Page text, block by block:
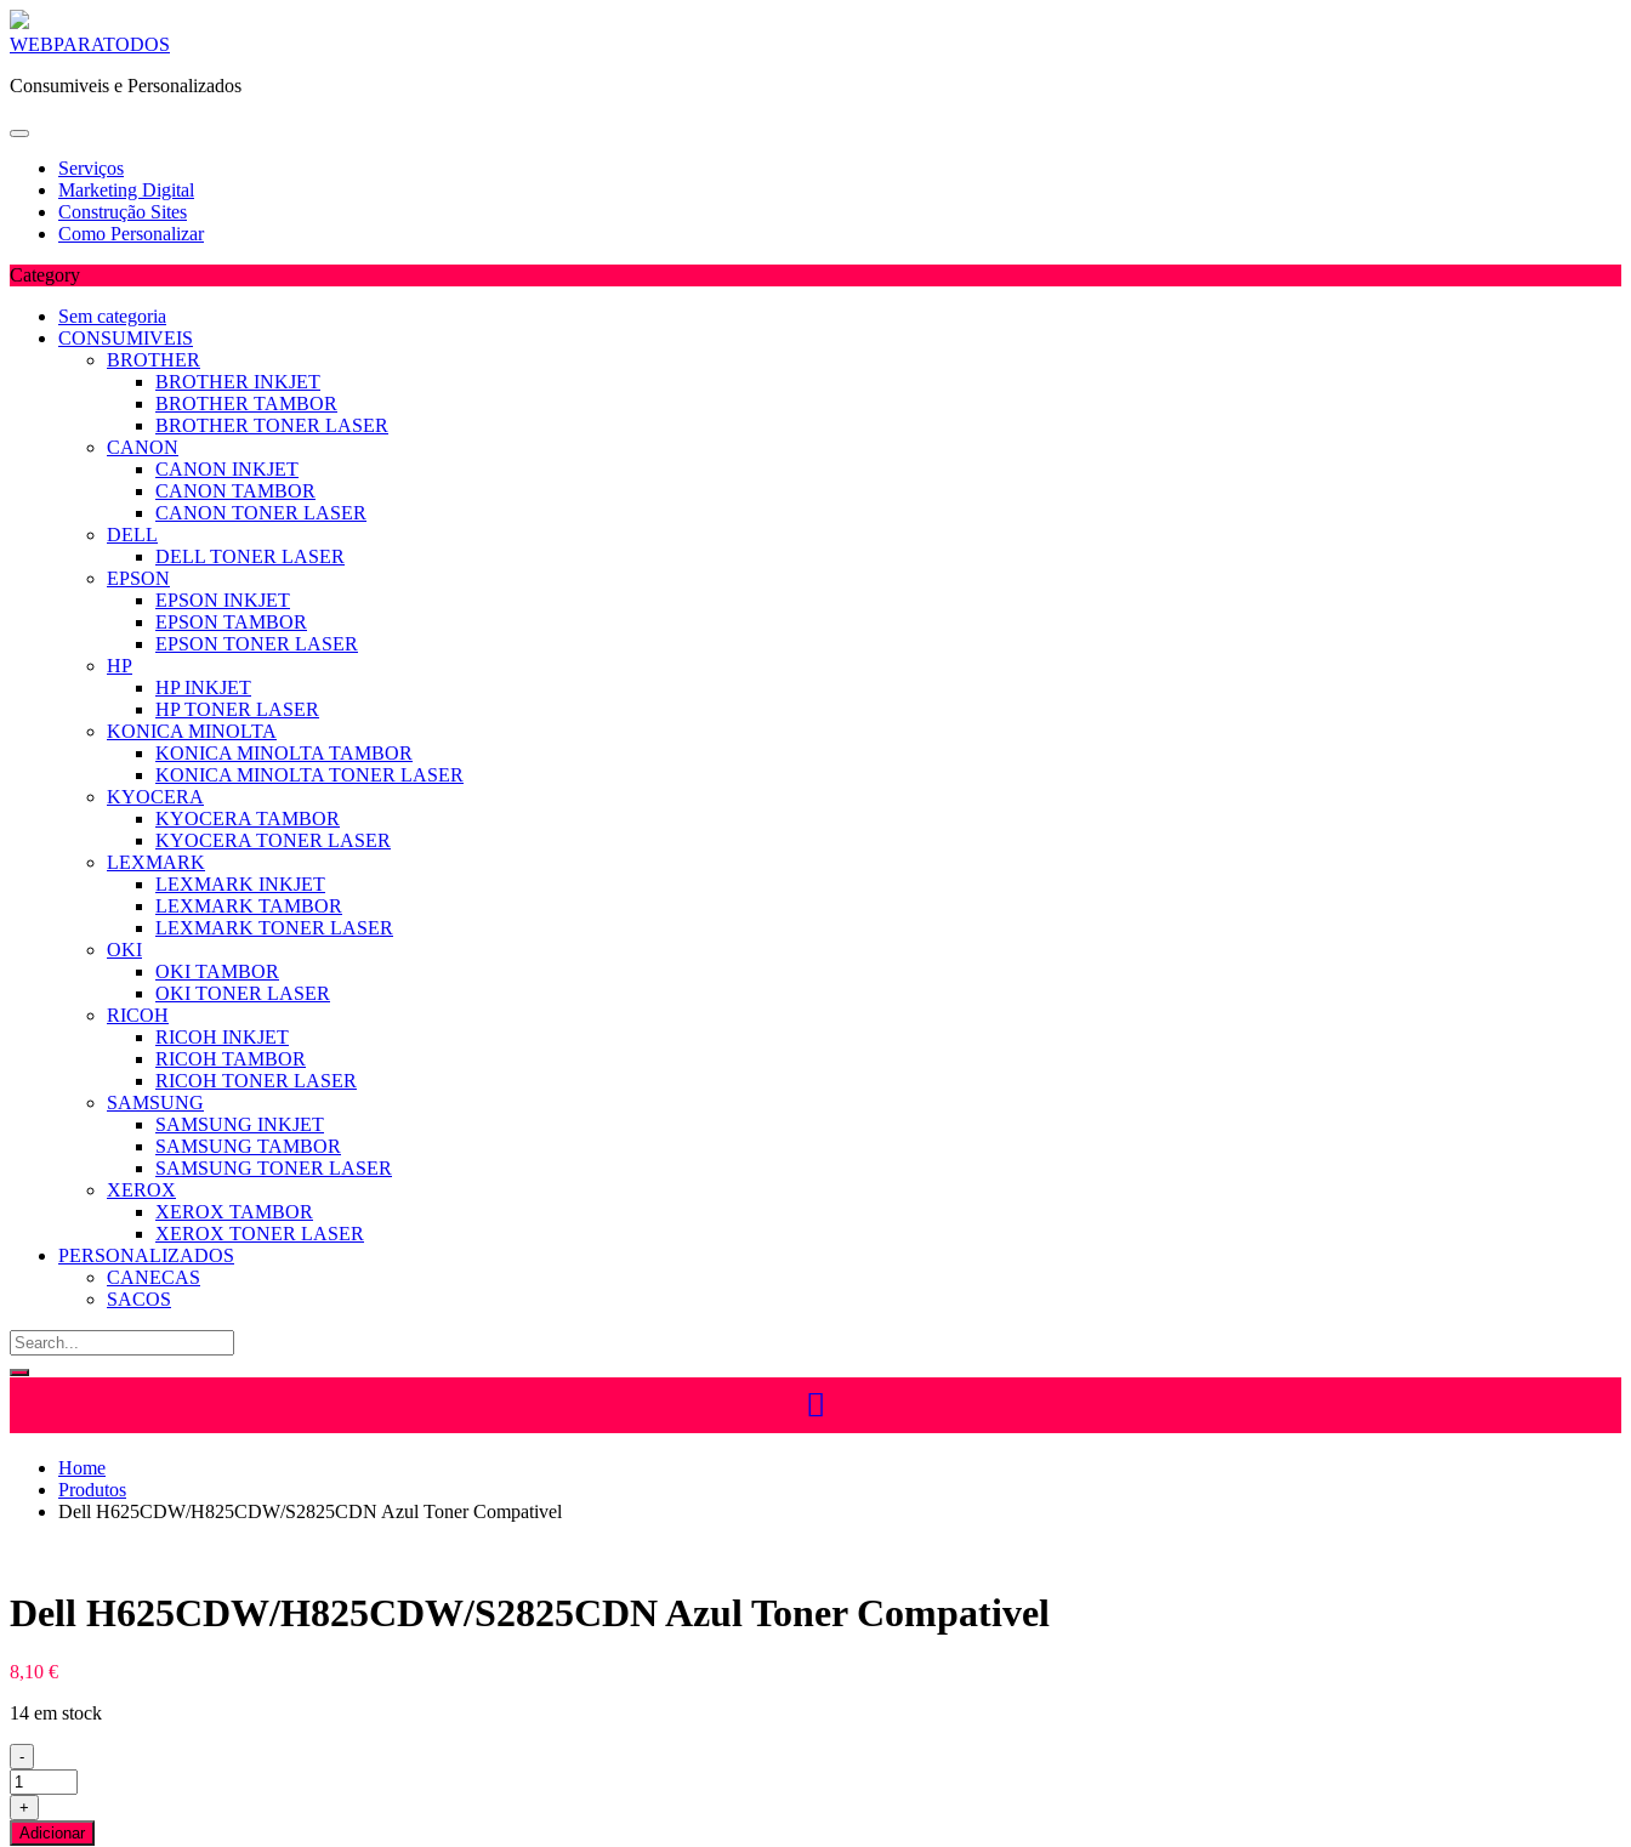
Skip
content
WEBPARATODOS
Consumiveis e Personalizados
Serviços
Marketing Digital
Construção Sites
Como Personalizar
Category
Sem categoria
CONSUMIVEIS
BROTHER
BROTHER INKJET
BROTHER TAMBOR
BROTHER TONER LASER
CANON
CANON INKJET
CANON TAMBOR
CANON TONER LASER
DELL
DELL TONER LASER
EPSON
EPSON INKJET
EPSON TAMBOR
EPSON TONER LASER
HP
HP INKJET
HP TONER LASER
KONICA MINOLTA
KONICA MINOLTA TAMBOR
KONICA MINOLTA TONER LASER
KYOCERA
KYOCERA TAMBOR
KYOCERA TONER LASER
LEXMARK
LEXMARK INKJET
LEXMARK TAMBOR
LEXMARK TONER LASER
OKI
OKI TAMBOR
OKI TONER LASER
RICOH
RICOH INKJET
RICOH TAMBOR
RICOH TONER LASER
SAMSUNG
SAMSUNG INKJET
SAMSUNG TAMBOR
SAMSUNG TONER LASER
XEROX
XEROX TAMBOR
XEROX TONER LASER
PERSONALIZADOS
CANECAS
SACOS
Home
Produtos
Dell H625CDW/H825CDW/S2825CDN Azul Toner Compativel
Dell H625CDW/H825CDW/S2825CDN Azul Toner Compativel
8,10 €
14 em stock
-
Quantidade
de
Dell
+
Adicionar